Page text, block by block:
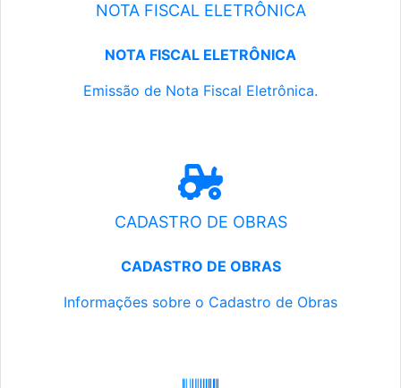
NOTA FISCAL ELETRÔNICA
NOTA FISCAL ELETRÔNICA
Emissão de Nota Fiscal Eletrônica.
CADASTRO DE OBRAS
CADASTRO DE OBRAS
Informações sobre o Cadastro de Obras